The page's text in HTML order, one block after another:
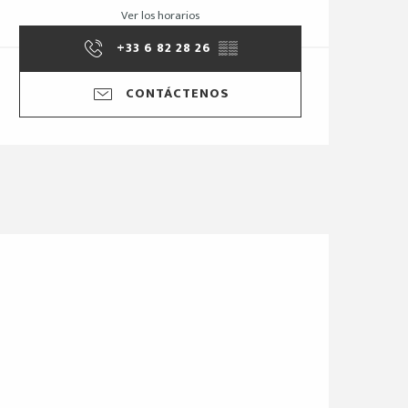
Ver los horarios
+33 6 82 28 26 ▒▒
CONTÁCTENOS